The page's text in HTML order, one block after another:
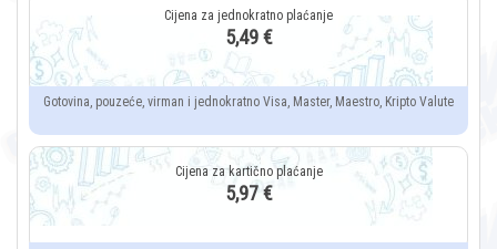
5,49 €
Gotovina, pouzeće, virman i jednokratno Visa, Master, Maestro, Kripto Valute
5,97 €